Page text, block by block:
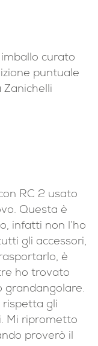
curato
puntuale
Zanichelli
RC 2 usato
Questa è
infatti non l’ho
gli accessori,
è
ho trovato
grandangolare.
rispetta gli
Mi riprometto
proverò il